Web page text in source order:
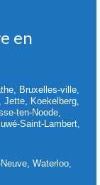
en
Bruxelles-ville,
Koekelberg,
ten-Noode,
Saint-Lambert,
Waterloo,